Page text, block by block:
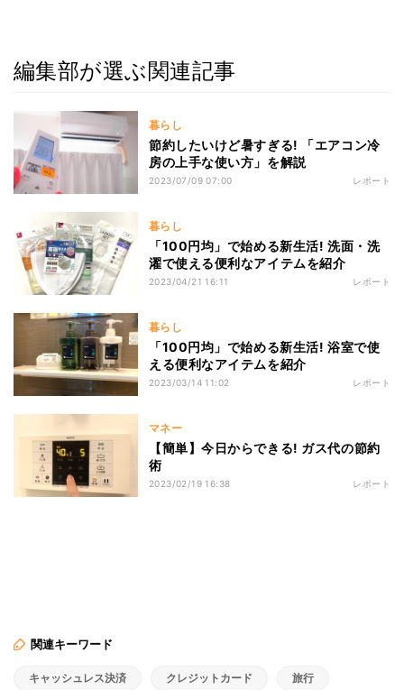
編集部が選ぶ関連記事
暮らし
節約したいけど暑すぎる! 「エアコン冷
房の上手な使い方」を解説
2023/07/09 07:00 レポート
暮らし
「100円均」で始める新生活! 洗面・洗
濯で使える便利なアイテムを紹介
2023/04/21 16:11 レポート
暮らし
「100円均」で始める新生活! 浴室で使
える便利なアイテムを紹介
2023/03/14 11:02 レポート
マネー
【簡単】今日からできる! ガス代の節約
術
2023/02/19 16:38 レポート
関連キーワード
キャッシュレス決済 クレジットカード 旅行